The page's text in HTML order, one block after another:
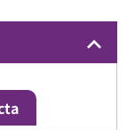
keyboard_arrow_up